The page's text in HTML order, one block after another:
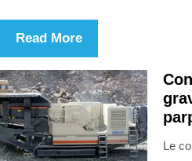
Read More
Le